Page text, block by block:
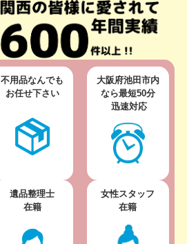
不用品なんでも
お任せ下さい
大阪府池田市内
なら最短50分
迅速対応
遺品整理士
在籍
女性スタッフ
在籍